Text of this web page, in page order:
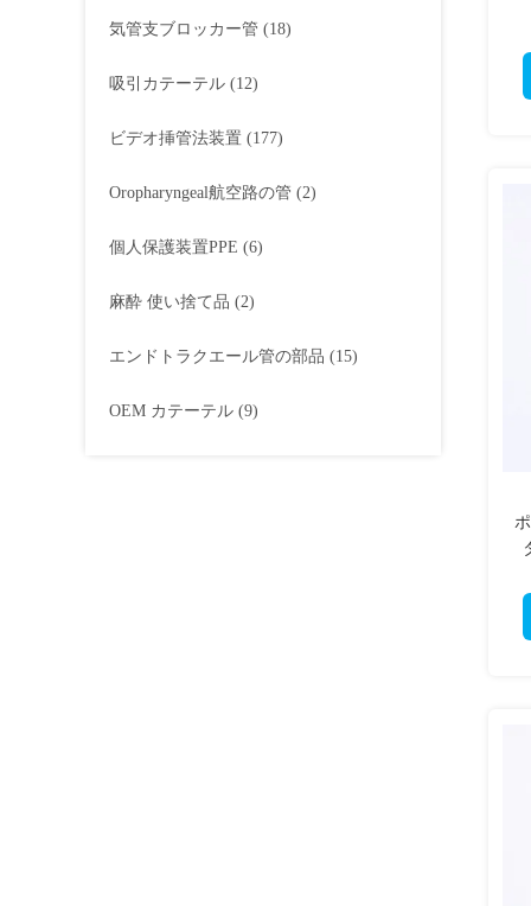
気管支ブロッカー管 (18)
吸引カテーテル (12)
ビデオ挿管法装置 (177)
Oropharyngeal航空路の管 (2)
個人保護装置PPE (6)
麻酔 使い捨て品 (2)
エンドトラクエール管の部品 (15)
OEM カテーテル (9)